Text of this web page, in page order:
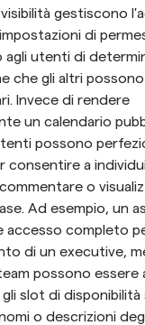
gestiscono
di
utenti di
che gli altri
Invece di rendere
un calendario
possono
consentire a
o
Ad esempio, un
accesso completo
di un executive,
possono essere
slot di disponibilità
o descrizioni